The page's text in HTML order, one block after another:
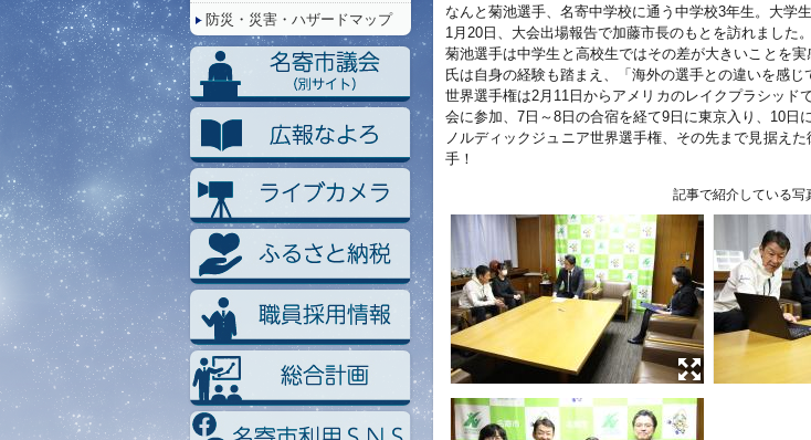
なんと菊池選手、名寄中学校に通う中学校3年生。大学
1月20日、大会出場報告で加藤市長のもとを訪れました。
菊池選手は中学生と高校生ではその差が大きいことを
氏は自身の経験も踏まえ、「海外の選手との違いを感
世界選手権は2月11日からアメリカのレイクプラシッ
会に参加、7日～8日の合宿を経て9日に東京入り、10日
ノルディックジュニア世界選手権、その先まで見据え
手！
記事で紹介している写
防災・災害・ハザードマップ